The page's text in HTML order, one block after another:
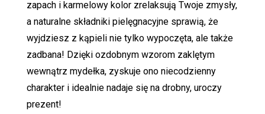
zapach i karmelowy kolor zrelaksują Twoje zmysły,
a naturalne składniki pielęgnacyjne sprawią, że
wyjdziesz z kąpieli nie tylko wypoczęta, ale także
zadbana! Dzięki ozdobnym wzorom zaklętym
wewnątrz mydełka, zyskuje ono niecodzienny
charakter i idealnie nadaje się na drobny, uroczy
prezent!